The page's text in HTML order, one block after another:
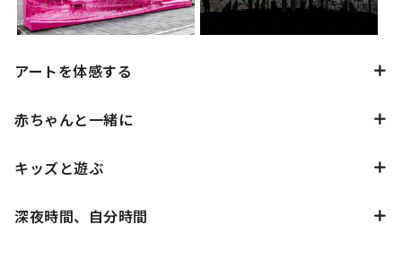
アートを体感する
赤ちゃんと一緒に
キッズと遊ぶ
深夜時間、自分時間